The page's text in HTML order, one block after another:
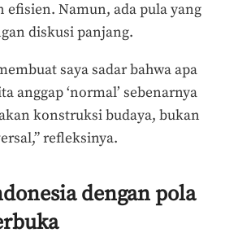
efisien. Namun, ada pula yang
diskusi panjang.
saya sadar bahwa apa
anggap ‘normal’ sebenarnya
konstruksi budaya, bukan
refleksinya.
dengan pola